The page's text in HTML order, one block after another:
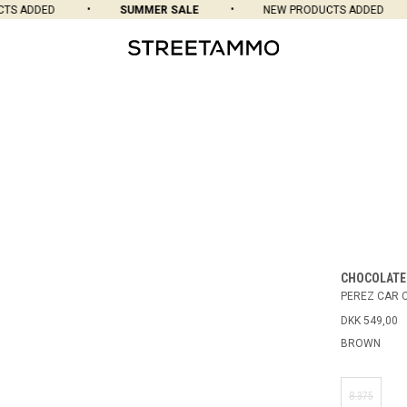
ADDED SUMMER SALE NEW PRODUCTS ADDED
CHOCOLATE
PEREZ CAR
DKK 549,00
BROWN
8.375